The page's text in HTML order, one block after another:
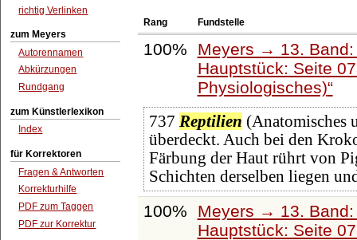
richtig Verlinken
zum Meyers
Autorennamen
Abkürzungen
Rundgang
zum Künstlerlexikon
Index
für Korrektoren
Fragen & Antworten
Korrekturhilfe
PDF zum Taggen
PDF zur Korrektur
Rang Fundstelle
100%
Meyers → 13.
Hauptstück: Seite
Physiologisches)
737 Reptilien (Anatomisches
überdeckt. Auch bei den
Färbung der Haut rührt von
Schichten derselben liegen
100%
Meyers → 13.
Hauptstück: Seite